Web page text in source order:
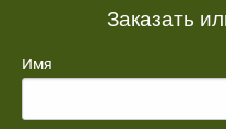
Заказать
Имя